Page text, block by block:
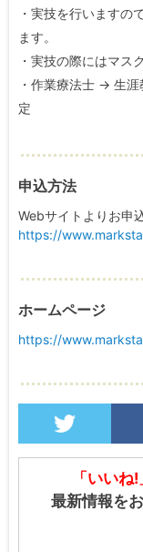
・実技を行いますの
ます。
・実技の際にはマス
・作業療法士 → 生
定
申込方法
Webサイトよりお申
https://
ホームページ
https://
「いいね
最新情報を